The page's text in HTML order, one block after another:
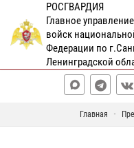
РОСГВАРДИЯ
Главное
войск
Федерации по
Ленинградской
Главная